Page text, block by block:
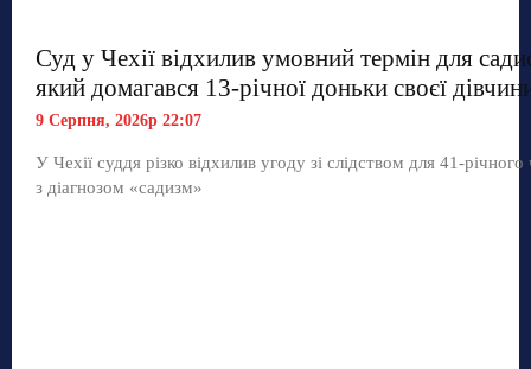
Суд у Чехії відхилив умовний термін для
який домагався 13-річної доньки своєї
9 Серпня, 2026р 22:07
У Чехії суддя різко відхилив угоду зі слідством для 41-річного
з діагнозом «садизм»